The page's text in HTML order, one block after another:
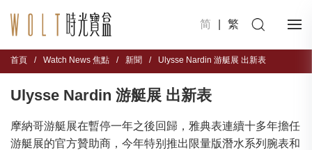
简 繁
首頁 / Watch News 焦點 / 新聞 / Ulysse Nardin 游艇展 出新表
Ulysse Nardin 游艇展 出新表
摩納哥游艇展在暫停一年之後回歸，雅典表連續十多年擔任
游艇展的官方贊助商，今年特别推出限量版潛水系列腕表和